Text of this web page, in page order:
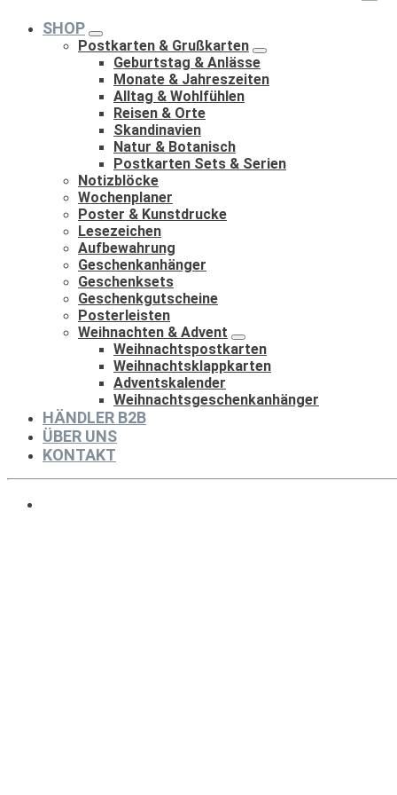
nach:
SHOP
Postkarten & Grußkarten
Geburtstag & Anlässe
Monate & Jahreszeiten
Alltag & Wohlfühlen
Reisen & Orte
Skandinavien
Natur & Botanisch
Postkarten Sets & Serien
Notizblöcke
Wochenplaner
Poster & Kunstdrucke
Lesezeichen
Aufbewahrung
Geschenkanhänger
Geschenksets
Geschenkgutscheine
Posterleisten
Weihnachten & Advent
Weihnachtspostkarten
Weihnachtsklappkarten
Adventskalender
Weihnachtsgeschenkanhänger
HÄNDLER B2B
ÜBER UNS
KONTAKT